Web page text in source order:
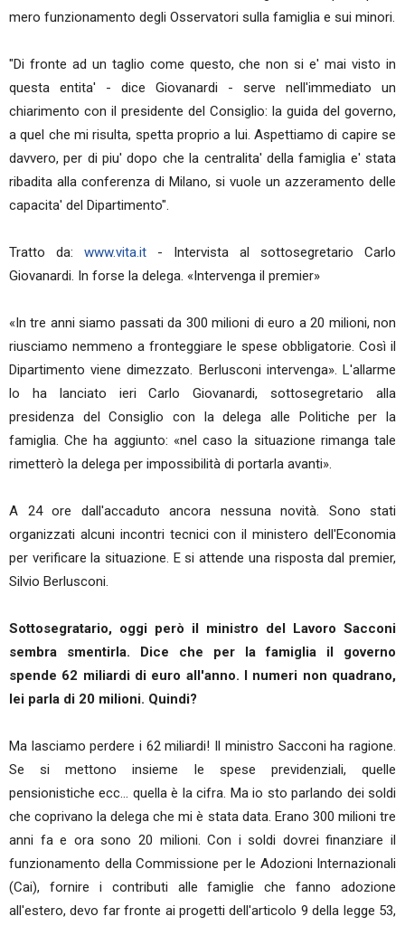
mero funzionamento degli Osservatori sulla famiglia e sui minori.
"Di fronte ad un taglio come questo, che non si e' mai visto in
questa entita' - dice Giovanardi - serve nell'immediato un
chiarimento con il presidente del Consiglio: la guida del governo,
a quel che mi risulta, spetta proprio a lui. Aspettiamo di capire se
davvero, per di piu' dopo che la centralita' della famiglia e' stata
ribadita alla conferenza di Milano, si vuole un azzeramento delle
capacita' del Dipartimento".
Tratto da: www.vita.it - Intervista al sottosegretario Carlo
Giovanardi. In forse la delega. «Intervenga il premier»
«In tre anni siamo passati da 300 milioni di euro a 20 milioni, non
riusciamo nemmeno a fronteggiare le spese obbligatorie. Così il
Dipartimento viene dimezzato. Berlusconi intervenga». L'allarme
lo ha lanciato ieri Carlo Giovanardi, sottosegretario alla
presidenza del Consiglio con la delega alle Politiche per la
famiglia. Che ha aggiunto: «nel caso la situazione rimanga tale
rimetterò la delega per impossibilità di portarla avanti».
A 24 ore dall'accaduto ancora nessuna novità. Sono stati
organizzati alcuni incontri tecnici con il ministero dell'Economia
per verificare la situazione. E si attende una risposta dal premier,
Silvio Berlusconi.
Sottosegratario, oggi però il ministro del Lavoro Sacconi
sembra smentirla. Dice che per la famiglia il governo
spende 62 miliardi di euro all'anno. I numeri non quadrano,
lei parla di 20 milioni. Quindi?
Ma lasciamo perdere i 62 miliardi! Il ministro Sacconi ha ragione.
Se si mettono insieme le spese previdenziali, quelle
pensionistiche ecc... quella è la cifra. Ma io sto parlando dei soldi
che coprivano la delega che mi è stata data. Erano 300 milioni tre
anni fa e ora sono 20 milioni. Con i soldi dovrei finanziare il
funzionamento della Commissione per le Adozioni Internazionali
(Cai), fornire i contributi alle famiglie che fanno adozione
all'estero, devo far fronte ai progetti dell'articolo 9 della legge 53,